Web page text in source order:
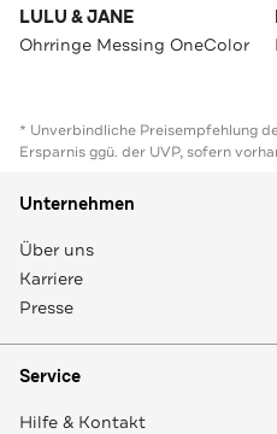
LULU & JANE
Ohrringe Messing OneColor
* Unverbindliche Preisempfehlung
Ersparnis ggü. der UVP, sofern
Unternehmen
Über uns
Karriere
Presse
Service
Hilfe & Kontakt